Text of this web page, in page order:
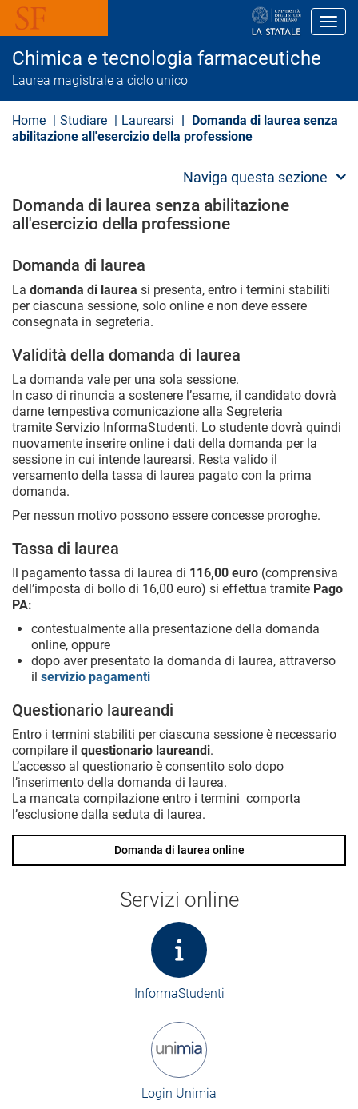
l
c
Chimica e tecnologia farmaceutiche
Laurea magistrale a ciclo unico
Home Studiare Laurearsi
Domanda di laurea senza
abilitazione all'esercizio della professione
Naviga questa sezione
Domanda di laurea senza abilitazione
all'esercizio della professione
Domanda di laurea
La domanda di laurea si presenta, entro i termini stabiliti
per ciascuna sessione, solo online e non deve essere
consegnata in segreteria.
Validità della domanda di laurea
La domanda vale per una sola sessione.
In caso di rinuncia a sostenere l’esame, il candidato dovrà
darne tempestiva comunicazione alla Segreteria
tramite Servizio InformaStudenti. Lo studente dovrà quindi
nuovamente inserire online i dati della domanda per la
sessione in cui intende laurearsi. Resta valido il
versamento della tassa di laurea pagato con la prima
domanda.
Per nessun motivo possono essere concesse proroghe.
Tassa di laurea
Il pagamento tassa di laurea di 116,00 euro (comprensiva
dell’imposta di bollo di 16,00 euro) si effettua tramite Pago
PA:
contestualmente alla presentazione della domanda
online, oppure
dopo aver presentato la domanda di laurea, attraverso
il servizio pagamenti
Questionario laureandi
Entro i termini stabiliti per ciascuna sessione è necessario
compilare il questionario laureandi.
L’accesso al questionario è consentito solo dopo
l’inserimento della domanda di laurea.
La mancata compilazione entro i termini comporta
l’esclusione dalla seduta di laurea.
Domanda di laurea online
Servizi online
InformaStudenti
Login Unimia